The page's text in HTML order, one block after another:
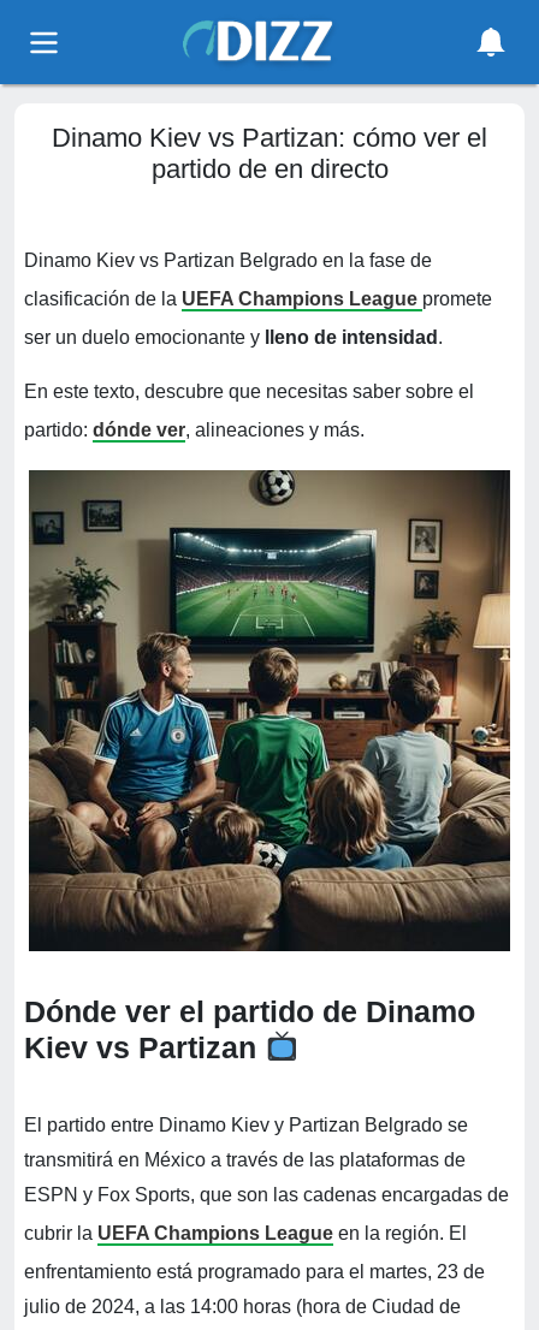
Dinamo Kiev vs Partizan: cómo ver el
partido de en directo
Dinamo Kiev vs Partizan Belgrado en la fase de
clasificación de la UEFA Champions League promete
ser un duelo emocionante y
lleno de intensidad .
En este texto, descubre que necesitas saber sobre el
partido: dónde ver, alineaciones y más.
Dónde ver el partido de Dinamo
Kiev vs Partizan
El partido entre Dinamo Kiev y Partizan Belgrado se
transmitirá en México a través de las plataformas de
ESPN y Fox Sports, que son las cadenas encargadas de
cubrir la UEFA Champions League en la región. El
enfrentamiento está programado para el martes, 23 de
julio de 2024, a las 14:00 horas (hora de Ciudad de